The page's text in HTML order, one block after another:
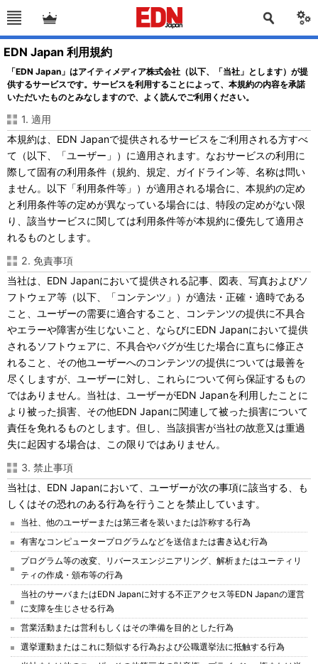
EDN Japan 利用規約
「EDN Japan」はアイティメディア株式会社（以下、「当社」とします）が提
供するサービスです。サービスを利用することによって、本規約の内容を承諾
いただいたものとみなしますので、よく読んでご利用ください。
1. 適用
本規約は、EDN Japanで提供されるサービスをご利用される方すべ
て（以下、「ユーザー」）に適用されます。なおサービスの利用に
際して固有の利用条件（規約、規定、ガイドライン等、名称は問い
ません。以下「利用条件等」）が適用される場合に、本規約の定め
と利用条件等の定めが異なっている場合には、特段の定めがない限
り、該当サービスに関しては利用条件等が本規約に優先して適用さ
れるものとします。
2. 免責事項
当社は、EDN Japanにおいて提供される記事、図表、写真およびソ
フトウェア等（以下、「コンテンツ」）が適法・正確・適時である
こと、ユーザーの需要に適合すること、コンテンツの提供に不具合
やエラーや障害が生じないこと、ならびにEDN Japanにおいて提供
されるソフトウェアに、不具合やバグが生じた場合に直ちに修正さ
れること、その他ユーザーへのコンテンツの提供については最善を
尽くしますが、ユーザーに対し、これらについて何ら保証するもの
ではありません。当社は、ユーザーがEDN Japanを利用したことに
より被った損害、その他EDN Japanに関連して被った損害について
責任を免れるものとします。但し、当該損害が当社の故意又は重過
失に起因する場合は、この限りではありません。
3. 禁止事項
当社は、EDN Japanにおいて、ユーザーが次の事項に該当する、も
しくはその恐れのある行為を行うことを禁止しています。
当社、他のユーザーまたは第三者を装いまたは詐称する行為
有害なコンピュータープログラムなどを送信または書き込む行為
プログラム等の改変、リバースエンジニアリング、解析またはユーティリ
ティの作成・頒布等の行為
当社のサーバまたはEDN Japanに対する不正アクセス等EDN Japanの運営
に支障を生じさせる行為
営業活動または営利もしくはその準備を目的とした行為
選挙運動またはこれに類似する行為および公職選挙法に抵触する行為